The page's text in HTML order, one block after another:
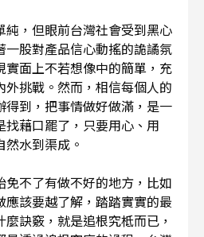
純，但眼前台灣社會受到黑心
一股對產品信心動搖的詭譎氛
實面上不若想像中的簡單，充
挑戰。然而，相信每個人的
得到，把事情做好做滿，是一
藉口罷了，只要用心、用
水到渠成。
免不了有做不好的地方，比如
應該要越了解，踏踏實實的最
訣竅，就是追根究柢而已，